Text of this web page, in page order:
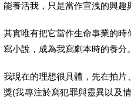
能養活我，只是當作宣洩的興趣
其實唯有把它當作生命事業的
寫小說，成為我寫劇本時的養分。
我現在的理想很具體，先在拍
獎(我專注於寫犯罪與靈異以及